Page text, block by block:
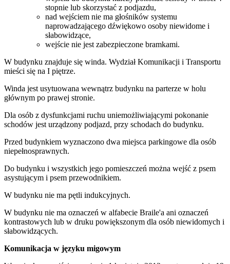
stopnie lub skorzystać z podjazdu,
nad wejściem nie ma głośników systemu
naprowadzającego dźwiękowo osoby niewidome i
słabowidzące,
wejście nie jest zabezpieczone bramkami.
W budynku znajduje się winda. Wydział Komunikacji i Transportu
mieści się na I piętrze.
Winda jest usytuowana wewnątrz budynku na parterze w holu
głównym po prawej stronie.
Dla osób z dysfunkcjami ruchu uniemożliwiającymi pokonanie
schodów jest urządzony podjazd, przy schodach do budynku.
Przed budynkiem wyznaczono dwa miejsca parkingowe dla osób
niepełnosprawnych.
Do budynku i wszystkich jego pomieszczeń można wejść z psem
asystującym i psem przewodnikiem.
W budynku nie ma pętli indukcyjnych.
W budynku nie ma oznaczeń w alfabecie Braile'a ani oznaczeń
kontrastowych lub w druku powiększonym dla osób niewidomych i
słabowidzących.
Komunikacja w języku migowym